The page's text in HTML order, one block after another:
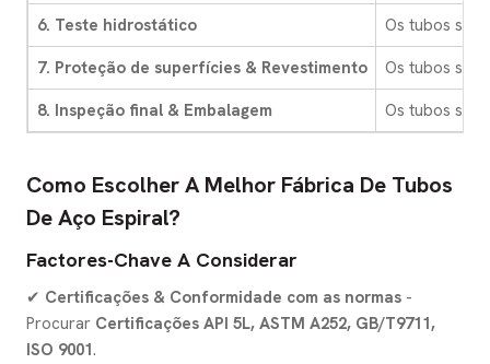
6. Teste hidrostático
Os tubos são
7. Proteção de superfícies & Revestimento
Os tubos são
8. Inspeção final & Embalagem
Os tubos são
Como Escolher A Melhor Fábrica De Tubos
De Aço Espiral?
Factores-Chave A Considerar
✔ Certificações & Conformidade com as normas -
Procurar Certificações API 5L, ASTM A252, GB/T9711,
ISO 9001.